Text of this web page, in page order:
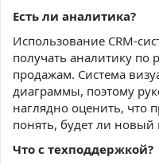
Есть ли аналитика?
Использование CRM-
получать аналитику по
продажам. Система
диаграммы, поэтому
наглядно оценить, что
понять, будет ли новый
Что с техподдержкой?